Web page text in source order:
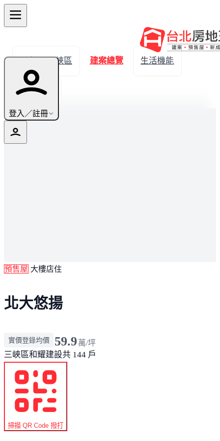
登入／註冊
← 返回三峽區 建案總覽 生活機能
實價登錄
預售屋 大樓店住
北大悠揚
實價登錄均價 59.9 萬/坪
三峽區和耀建設共 144 戶
掃描 QR Code 撥打